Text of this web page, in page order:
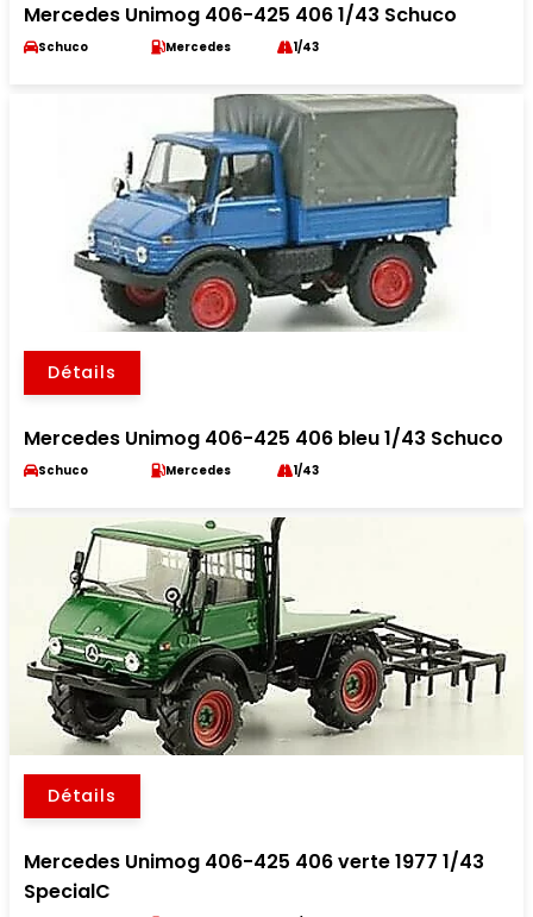
Mercedes Unimog 406-425 406 1/43 Schuco
Schuco Mercedes 1/43
Détails
Mercedes Unimog 406-425 406 bleu 1/43 Schuco
Schuco Mercedes 1/43
Détails
Mercedes Unimog 406-425 406 verte 1977 1/43
SpecialC